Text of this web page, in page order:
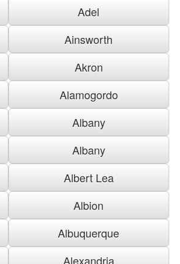
Adel
Ainsworth
Akron
Alamogordo
Albany
Albany
Albert Lea
Albion
Albuquerque
Alexandria